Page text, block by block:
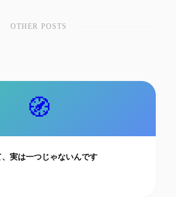
OTHER POSTS
🧭
、実は一つじゃないんです